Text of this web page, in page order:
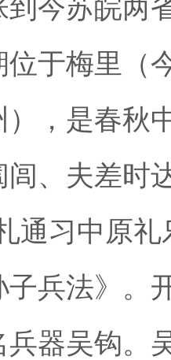
到今苏皖两
位于梅里（
），是春
闾、夫差时
习中原礼
兵法》。
兵器吴钩。